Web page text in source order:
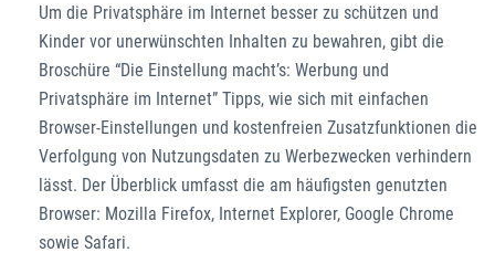
Um die Privatsphäre im Internet besser zu schützen und
Kinder vor unerwünschten Inhalten zu bewahren, gibt die
Broschüre “Die Einstellung macht’s: Werbung und
Privatsphäre im Internet” Tipps, wie sich mit einfachen
Browser-Einstellungen und kostenfreien Zusatzfunktionen die
Verfolgung von Nutzungsdaten zu Werbezwecken verhindern
lässt. Der Überblick umfasst die am häufigsten genutzten
Browser: Mozilla Firefox, Internet Explorer, Google Chrome
sowie Safari.